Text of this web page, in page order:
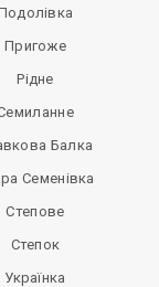
Пригоже
Рідне
Балка
Семенівка
Степове
Степок
Українка